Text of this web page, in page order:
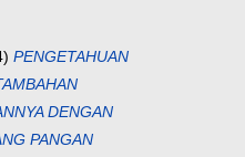
PENGETAHUAN
DENGAN
PANGAN